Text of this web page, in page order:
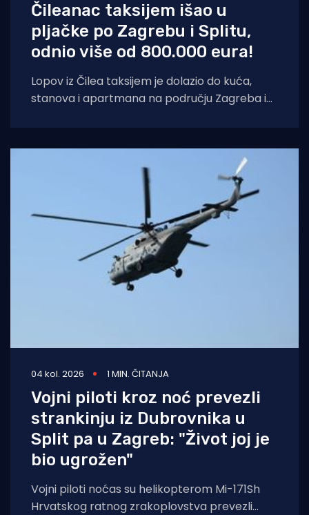
Čileanac taksijem išao u
pljačke po Zagrebu i Splitu,
odnio više od 800.000 eura!
Lopov iz Čilea taksijem je dolazio do kuća,
stanova i apartmana na području Zagreba i
04 kol. 2026 1 MIN. ČITANJA
Vojni piloti kroz noć prevezli
strankinju iz Dubrovnika u
Split pa u Zagreb: "Život joj je
bio ugrožen"
Vojni piloti noćas su helikopterom Mi-171Sh
Hrvatskog ratnog zrakoplovstva prevezli